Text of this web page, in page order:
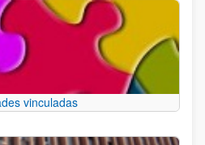
vinculadas